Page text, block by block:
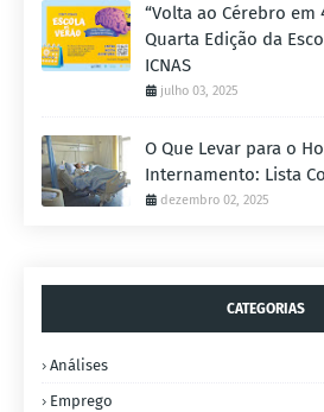
“Volta ao Cérebro em
Quarta Edição da
ICNAS
julho 03, 2025
O Que Levar para o
Internamento: Lista
dezembro 02, 2025
CATEGORIAS
Análises
Emprego